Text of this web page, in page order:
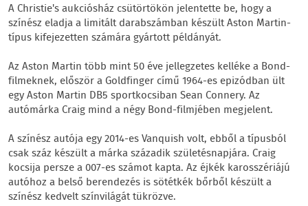
A Christie's aukciósház csütörtökön jelentette be, hogy a
színész eladja a limitált darabszámban készült Aston Martin-
típus kifejezetten számára gyártott példányát.
Az Aston Martin több mint 50 éve jellegzetes kelléke a Bond-
filmeknek, először a Goldfinger című 1964-es epizódban ült
egy Aston Martin DB5 sportkocsiban Sean Connery. Az
autómárka Craig mind a négy Bond-filmjében megjelent.
A színész autója egy 2014-es Vanquish volt, ebből a típusból
csak száz készült a márka századik születésnapjára. Craig
kocsija persze a 007-es számot kapta. Az éjkék karosszériájú
autóhoz a belső berendezés is sötétkék bőrből készült a
színész kedvelt színvilágát tükrözve.